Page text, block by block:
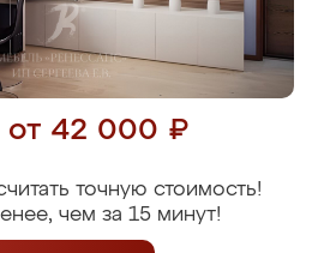
от 42 000 ₽
точную стоимость!
чем за 15 минут!